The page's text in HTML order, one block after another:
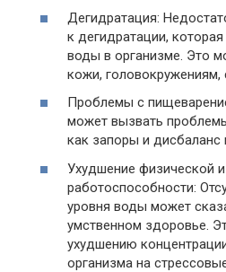
Дегидратация:
к дегидратации,
воды в организме. Это
кожи, головокружениям,
Проблемы с
может вызвать
как запоры и
Ухудшение физической
работоспособности:
уровня воды может
умственном здоровье.
ухудшению
организма на